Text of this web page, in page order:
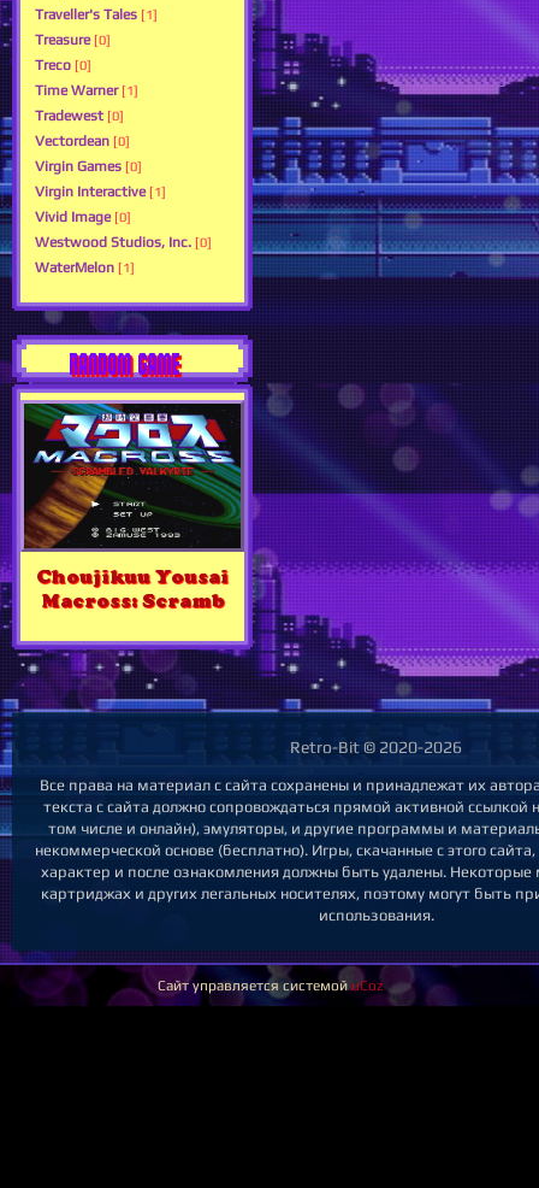
Traveller's Tales [1]
Treasure [0]
Treco [0]
Time Warner [1]
Tradewest [0]
Vectordean [0]
Virgin Games [0]
Virgin Interactive [1]
Vivid Image [0]
Westwood Studios, Inc. [0]
WaterMelon [1]
RANDOM GAME
Choujikuu Yousai
Macross: Scramb
Retro-Bit © 2020-2026
Все права на материал с сайта сохранены и принадлежат их
текста с сайта должно сопровождаться прямой активной ссылкой
том числе и онлайн), эмуляторы, и другие программы и
некоммерческой основе (бесплатно). Игры, скачанные с этого
характер и после ознакомления должны быть удалены. Некоторые
картриджах и других легальных носителях, поэтому могут быть
использования.
Сайт управляется системойuCoz